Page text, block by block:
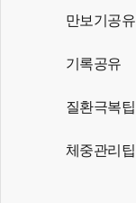
만보기공유
기록공유
질환극복팁
체중관리팁